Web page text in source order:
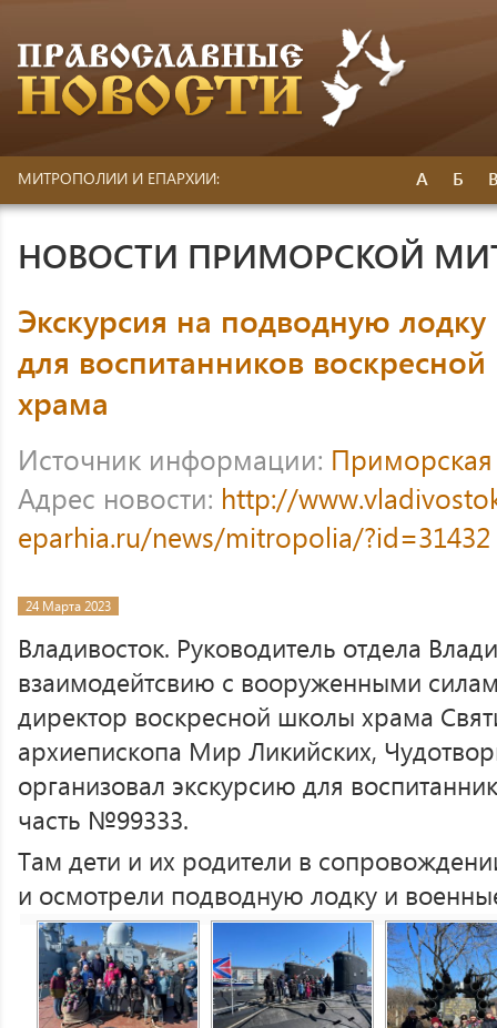
МИТРОПОЛИИ И ЕПАРХИИ: А Б
НОВОСТИ ПРИМОРСКОЙ
Экскурсия на подводную
для воспитанников
храма
Источник информации:
Адрес новости: http://
eparhia.ru/news/mitropolia/?id=31432
24 Марта 2023
Владивосток. Руководитель отдела
взаимодейтсвию с вооруженными
директор воскресной школы храма
архиепископа Мир Ликийских,
организовал экскурсию для
часть №99333.
Там дети и их родители в
и осмотрели подводную лодку и